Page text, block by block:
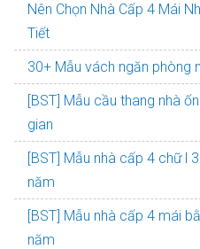
Nên Chọn Nhà Cấp 4 Mái
Tiết
30+ Mẫu vách ngăn phòng
[BST] Mẫu cầu thang nhà
gian
[BST] Mẫu nhà cấp 4 chữ l
năm
[BST] Mẫu nhà cấp 4 mái
năm